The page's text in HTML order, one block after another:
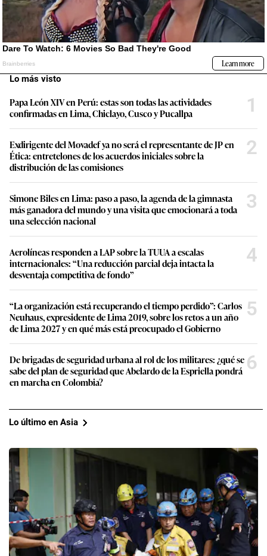
Lo más visto
Papa León XIV en Perú: estas son todas las actividades
confirmadas en Lima, Chiclayo, Cusco y Pucallpa
1
Exdirigente del Movadef ya no será el representante de JP en
Ética: entretelones de los acuerdos iniciales sobre la
distribución de las comisiones
2
Simone Biles en Lima: paso a paso, la agenda de la gimnasta
más ganadora del mundo y una visita que emocionará a toda
una selección nacional
3
Aerolíneas responden a LAP sobre la TUUA a escalas
internacionales: “Una reducción parcial deja intacta la
desventaja competitiva de fondo”
4
“La organización está recuperando el tiempo perdido”: Carlos
Neuhaus, expresidente de Lima 2019, sobre los retos a un año
de Lima 2027 y en qué más está preocupado el Gobierno
5
De brigadas de seguridad urbana al rol de los militares: ¿qué se
sabe del plan de seguridad que Abelardo de la Espriella pondrá
en marcha en Colombia?
6
Lo último en Asia